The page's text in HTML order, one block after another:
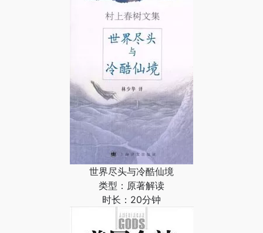
世界尽头与冷酷仙境
类型：原著解读
时长：20分钟